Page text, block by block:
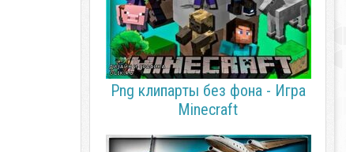
Png клипарты без фона - Игра
Minecraft